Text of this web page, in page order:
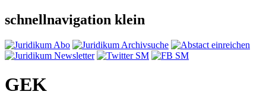
schnellnavigation klein
GEK